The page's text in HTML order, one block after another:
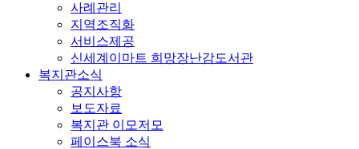
사례관리
지역조직화
서비스제공
신세계이마트 희망장난감도서관
복지관소식
공지사항
보도자료
복지관 이모저모
페이스북 소식